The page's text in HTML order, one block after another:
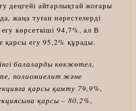
деңгейі айтарлықтай жоғары
жаңа туған нәрестелерді
көрсеткіші 94,7%, ал В
қарсы егу 95,2% құрады.
балаларды көкжөтел,
полиомиелит және
қарсы қамту 79,9%,
қарсы – 80,2%,